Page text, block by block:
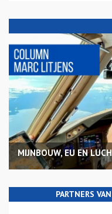
MIJNBOUW, EU EN
PARTNERS